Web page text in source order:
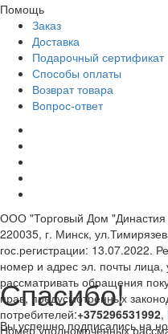
Помощь
Заказ
Доставка
Подарочный сертификат
Способы оплаты
Возврат товара
Вопрос-ответ
ООО "Торговый Дом
220035, г. Минск,
гос.регистрации: 13.07.2022.
номер и адрес эл. почты
рассматривать обращения
прав, предусмотренных
потребителей:+375296531992,
Номер уполномоченных
Спасибо!
Вы успешно подписались на